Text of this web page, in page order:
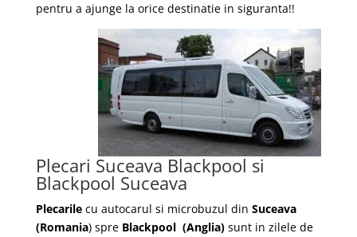
pentru a ajunge la orice destinatie in siguranta!!
Plecari Suceava Blackpool si
Blackpool Suceava
Plecarilecu autocarul si microbuzul din Suceava
(Romania) spre Blackpool (Anglia)sunt in zilele de